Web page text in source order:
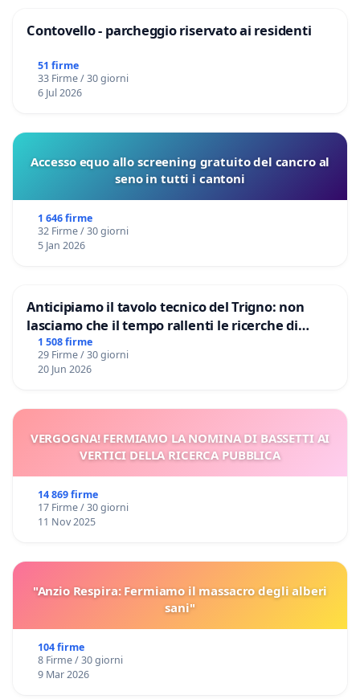
Contovello - parcheggio riservato ai residenti
51 firme
33 Firme / 30 giorni
6 Jul 2026
Accesso equo allo screening gratuito del cancro al
seno in tutti i cantoni
1 646 firme
32 Firme / 30 giorni
5 Jan 2026
Anticipiamo il tavolo tecnico del Trigno: non
lasciamo che il tempo rallenti le ricerche di
Domenico Racanati
1 508 firme
29 Firme / 30 giorni
20 Jun 2026
VERGOGNA! FERMIAMO LA NOMINA DI BASSETTI AI
VERTICI DELLA RICERCA PUBBLICA
14 869 firme
17 Firme / 30 giorni
11 Nov 2025
"Anzio Respira: Fermiamo il massacro degli alberi
sani"
104 firme
8 Firme / 30 giorni
9 Mar 2026